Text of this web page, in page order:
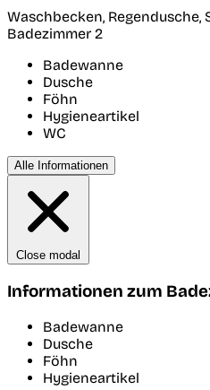
Waschbecken, Regendusche,
Badezimmer 2
Badewanne
Dusche
Föhn
Hygieneartikel
WC
Alle Informationen
Close modal
Informationen zum
Badewanne
Dusche
Föhn
Hygieneartikel